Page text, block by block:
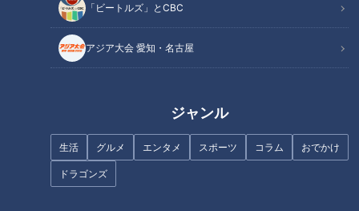
「ビートルズ」とCBC
アジア大会 愛知・名古屋
ジャンル
生活 グルメ エンタメ スポーツ コラム おでかけ
ドラゴンズ
本田「AIはすごく発達してきてますが、肉体があるという優位
性だけは持っていたい、人間が生身でやる優位性はなくならな
本田「AIつボイさんはつボイさんならではのシモネタを学習し
てるんですか？」